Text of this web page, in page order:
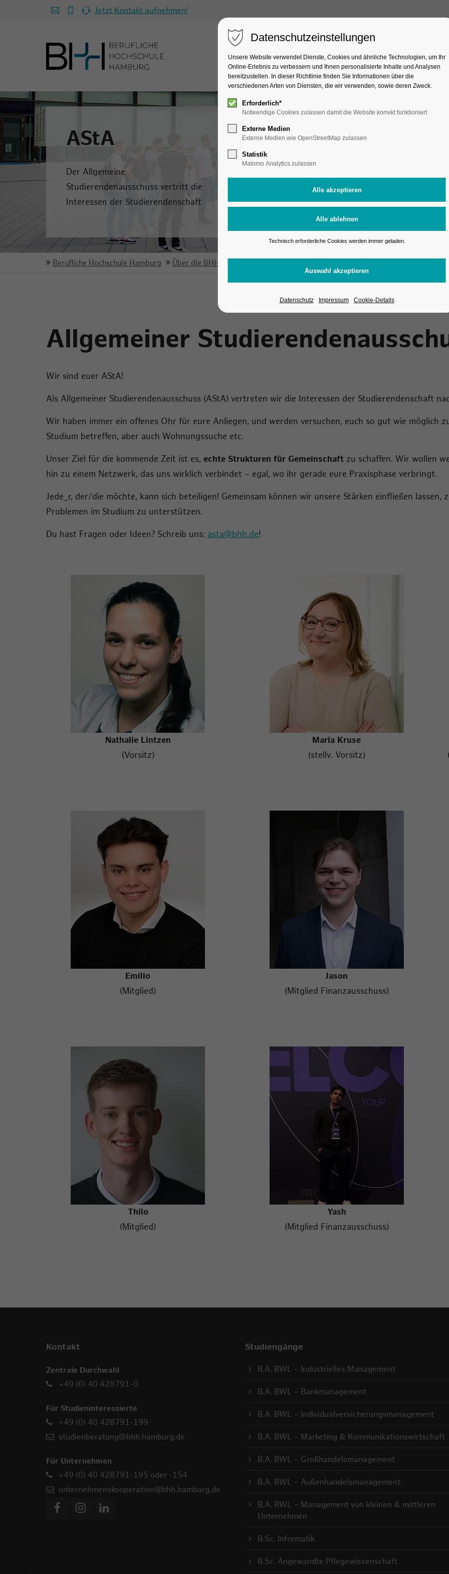
Jetzt Kontakt aufnehmen!
Studienangebot Unternehmenspartner
AStA
Der Allgemeine
Studierendenausschuss vertritt die
Interessen der Studierendenschaft
Berufliche Hochschule Hamburg Über die BHH
Allgemeiner
Wir sind euer AStA!
Als Allgemeiner Studierendenausschuss (AStA) vertreten wir die Interessen der Studierendenschaft
Wir haben immer ein offenes Ohr für eure Anliegen, und werden versuchen, euch so gut wie möglich
Studium betreffen, aber auch Wohnungssuche etc.
Unser Ziel für die kommende Zeit ist es, echte Strukturen für Gemeinschaft zu schaffen. Wir wollen
hin zu einem Netzwerk, das uns wirklich verbindet – egal, wo ihr gerade eure Praxisphase verbringt.
Jede_r, der/die möchte, kann sich beteiligen! Gemeinsam können wir unsere Stärken einfließen
Problemen im Studium zu unterstützen.
Du hast Fragen oder Ideen? Schreib uns: asta@bhh.de!
Nathalie Lintzen
(Vorsitz)
Maria Kruse
(stellv. Vorsitz)
Emilio
(Mitglied)
Jason
(Mitglied Finanzausschuss)
Thilo
(Mitglied)
Yash
(Mitglied Finanzausschuss)
Kontakt
Zentrale Durchwahl
+49 (0) 40 428791-0
Für Studieninteressierte
+49 (0) 40 428791-199
studienberatung@bhh.hamburg.de
Für Unternehmen
+49 (0) 40 428791-195 oder -154
unternehmenskooperation@bhh.hamburg.de
Studiengänge
B.A. BWL – Industrielles Management
B.A. BWL – Bankmanagement
B.A. BWL – Individualversicherungsmanagement
B.A. BWL – Marketing & Kommunikationswirtschaft
B.A. BWL – Großhandelsmanagement
B.A. BWL – Außenhandelsmanagement
B.A. BWL – Management von kleinen & mittleren
Unternehmen
B.Sc. Informatik
B.Sc. Angewandte Pflegewissenschaft
Datenschutzeinstellungen
Unsere Website verwendet Dienste, Cookies und ähnliche Technologien, um Ihr
Online-Erlebnis zu verbessern und Ihnen personalisierte Inhalte und Analysen
bereitzustellen. In dieser Richtlinie finden Sie Informationen über die
verschiedenen Arten von Diensten, die wir verwenden, sowie deren Zweck.
Erforderlich*
Notwendige Cookies zulassen damit die Website korrekt funktioniert
Externe Medien
Externe Medien wie OpenStreetMap zulassen
Statistik
Matomo Analytics zulassen
Technisch erforderliche Cookies werden immer geladen.
Datenschutz Impressum Cookie-Details